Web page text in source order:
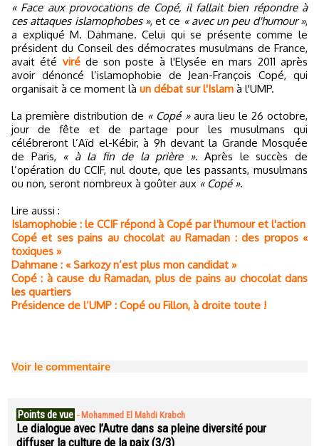
« Face aux provocations de Copé, il fallait bien répondre à
ces attaques islamophobes », et ce « avec un peu d'humour »,
a expliqué M. Dahmane. Celui qui se présente comme le
président du Conseil des démocrates musulmans de France,
avait été viréde son poste à l'Elysée en mars 2011 après
avoir dénoncé l’islamophobie de Jean-François Copé, qui
organisait à ce moment là un débat sur l'Islam à l'UMP.
La première distribution de « Copé »aura lieu le 26 octobre,
jour de fête et de partage pour les musulmans qui
célébreront l’Aïd el-Kébir, à 9h devant la Grande Mosquée
de Paris,
« à la fin de la prière ». Après le succès de
l’opération du CCIF, nul doute, que les passants, musulmans
ou non, seront nombreux à goûter aux « Copé ».
Lire aussi :
Islamophobie : le CCIF répond à Copé par l'humour et l'action
Copé et ses pains au chocolat au Ramadan : des propos «
toxiques »
Dahmane : « Sarkozy n’est plus mon candidat »
Copé : à cause du Ramadan, plus de pains au chocolat dans
les quartiers
Présidence de l’UMP : Copé ou Fillon, à droite toute !
Voir le commentaire
Points de vue - Mohammed El Mahdi Krabch
Le dialogue avec l’Autre dans sa pleine diversité pour
diffuser la culture de la paix (3/3)